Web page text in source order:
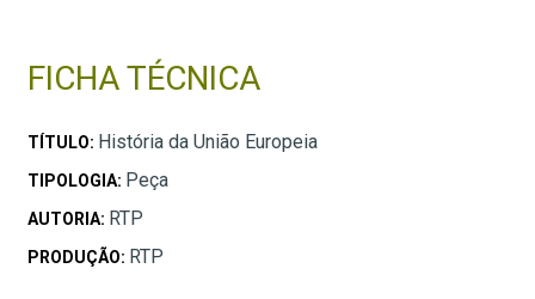
FICHA TÉCNICA
TÍTULO: História da União Europeia
TIPOLOGIA: Peça
AUTORIA: RTP
PRODUÇÃO: RTP